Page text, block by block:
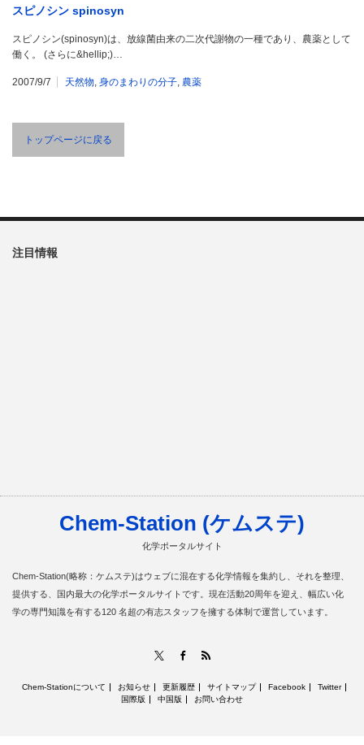
スピノシン spinosyn
スピノシン(spinosyn)は、放線菌由来の二次代謝物の一種であり、農薬として
働く。 (さらに&hellip;)…
2007/9/7 天然物, 身のまわりの分子, 農薬
トップページに戻る
注目情報
Chem-Station (ケムステ)
化学ポータルサイト
Chem-Station(略称：ケムステ)はウェブに混在する化学情報を集約し、それを整理、
提供する、国内最大の化学ポータルサイトです。現在活動20周年を迎え、幅広い化
学の専門知識を有する120 名超の有志スタッフを擁する体制で運営しています。
Facebook
Chem-Stationについて お知らせ 更新履歴 サイトマップ Facebook
Twitter
国際版
中国版 お問い合わせ